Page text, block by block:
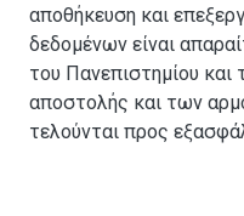
αποθήκευση και
δεδομένων είναι
του Πανεπιστημίου και
αποστολής και των
τελούνται προς